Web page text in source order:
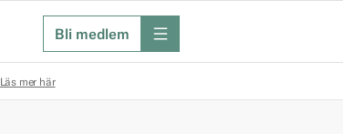
Bli medlem meny
Läs mer här